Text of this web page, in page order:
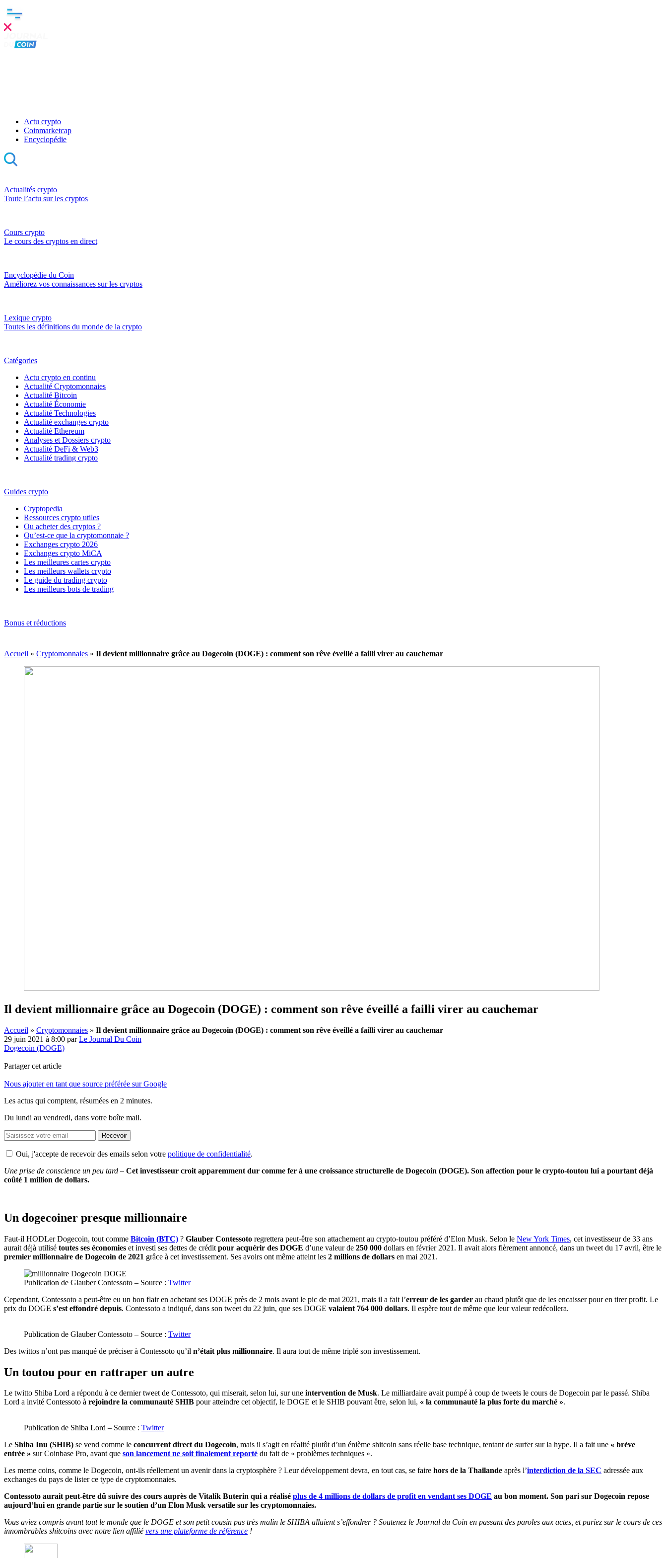
Actu crypto
Coinmarketcap
Encyclopédie
Actualités crypto
Toute l’actu sur les cryptos
Cours crypto
Le cours des cryptos en direct
Encyclopédie du Coin
Améliorez vos connaissances sur les cryptos
Lexique crypto
Toutes les définitions du monde de la crypto
Catégories
Actu crypto en continu
Actualité Cryptomonnaies
Actualité Bitcoin
Actualité Économie
Actualité Technologies
Actualité exchanges crypto
Actualité Ethereum
Analyses et Dossiers crypto
Actualité DeFi & Web3
Actualité trading crypto
Guides crypto
Cryptopedia
Ressources crypto utiles
Ou acheter des cryptos ?
Qu’est-ce que la cryptomonnaie ?
Exchanges crypto 2026
Exchanges crypto MiCA
Les meilleures cartes crypto
Les meilleurs wallets crypto
Le guide du trading crypto
Les meilleurs bots de trading
Bonus et réductions
Accueil » Cryptomonnaies » Il devient millionnaire grâce au Dogecoin (DOGE) : comment son rêve éveillé a failli virer au cauchemar
Il devient millionnaire grâce au Dogecoin (DOGE) : comment son rêve éveillé a failli virer au cauchemar
Accueil » Cryptomonnaies » Il devient millionnaire grâce au Dogecoin (DOGE) : comment son rêve éveillé a failli virer au cauchemar
29 juin 2021 à 8:00 parLe Journal Du Coin
Dogecoin (DOGE)
Partager cet article
Nous ajouter en tant que source préférée sur Google
Les actus qui comptent, résumées en 2 minutes.
Du lundi au vendredi, dans votre boîte mail.
Recevoir
Oui, j'accepte de recevoir des emails selon votre politique de confidentialité.
Une prise de conscience un peu tard – Cet investisseur croit apparemment dur comme fer à une croissance structurelle de Dogecoin (DOGE). Son affection pour le crypto-toutou lui a pourtant déjà
coûté 1 million de dollars.
Un dogecoiner presque millionnaire
Faut-il HODLer Dogecoin, tout comme Bitcoin (BTC) ? Glauber Contessoto regrettera peut-être son attachement au crypto-toutou préféré d’Elon Musk. Selon le New York Times, cet investisseur de 33 ans
aurait déjà utilisé toutes ses économies et investi ses dettes de crédit pour acquérir des DOGE d’une valeur de 250 000 dollars en février 2021. Il avait alors fièrement annoncé, dans un tweet du 17 avril, être le
premier millionnaire de Dogecoin de 2021 grâce à cet investissement. Ses avoirs ont même atteint les 2 millions de dollars en mai 2021.
Publication de Glauber Contessoto – Source : Twitter
Cependant, Contessoto a peut-être eu un bon flair en achetant ses DOGE près de 2 mois avant le pic de mai 2021, mais il a fait l’erreur de les garder au chaud plutôt que de les encaisser pour en tirer profit. Le
prix du DOGE s’est effondré depuis. Contessoto a indiqué, dans son tweet du 22 juin, que ses DOGE valaient 764 000 dollars. Il espère tout de même que leur valeur redécollera.
Publication de Glauber Contessoto – Source : Twitter
Des twittos n’ont pas manqué de préciser à Contessoto qu’il n’était plus millionnaire. Il aura tout de même triplé son investissement.
Un toutou pour en rattraper un autre
Le twitto Shiba Lord a répondu à ce dernier tweet de Contessoto, qui miserait, selon lui, sur une intervention de Musk. Le milliardaire avait pumpé à coup de tweets le cours de Dogecoin par le passé. Shiba
Lord a invité Contessoto à rejoindre la communauté SHIB pour atteindre cet objectif, le DOGE et le SHIB pouvant être, selon lui, « la communauté la plus forte du marché ».
Publication de Shiba Lord – Source : Twitter
Le Shiba Inu (SHIB) se vend comme le concurrent direct du Dogecoin, mais il s’agit en réalité plutôt d’un énième shitcoin sans réelle base technique, tentant de surfer sur la hype. Il a fait une « brève
entrée » sur Coinbase Pro, avant que son lancement ne soit finalement reporté du fait de « problèmes techniques ».
Les meme coins, comme le Dogecoin, ont-ils réellement un avenir dans la cryptosphère ? Leur développement devra, en tout cas, se faire hors de la Thaïlande après l’interdiction de la SEC adressée aux
exchanges du pays de lister ce type de cryptomonnaies.
Contessoto aurait peut-être dû suivre des cours auprès de Vitalik Buterin qui a réalisé plus de 4 millions de dollars de profit en vendant ses DOGE au bon moment. Son pari sur Dogecoin repose
aujourd’hui en grande partie sur le soutien d’un Elon Musk versatile sur les cryptomonnaies.
Vous aviez compris avant tout le monde que le DOGE et son petit cousin pas très malin le SHIBA allaient s’effondrer ? Soutenez le Journal du Coin en passant des paroles aux actes, et pariez sur le cours de ces
innombrables shitcoins avec notre lien affiliévers une plateforme de référence !